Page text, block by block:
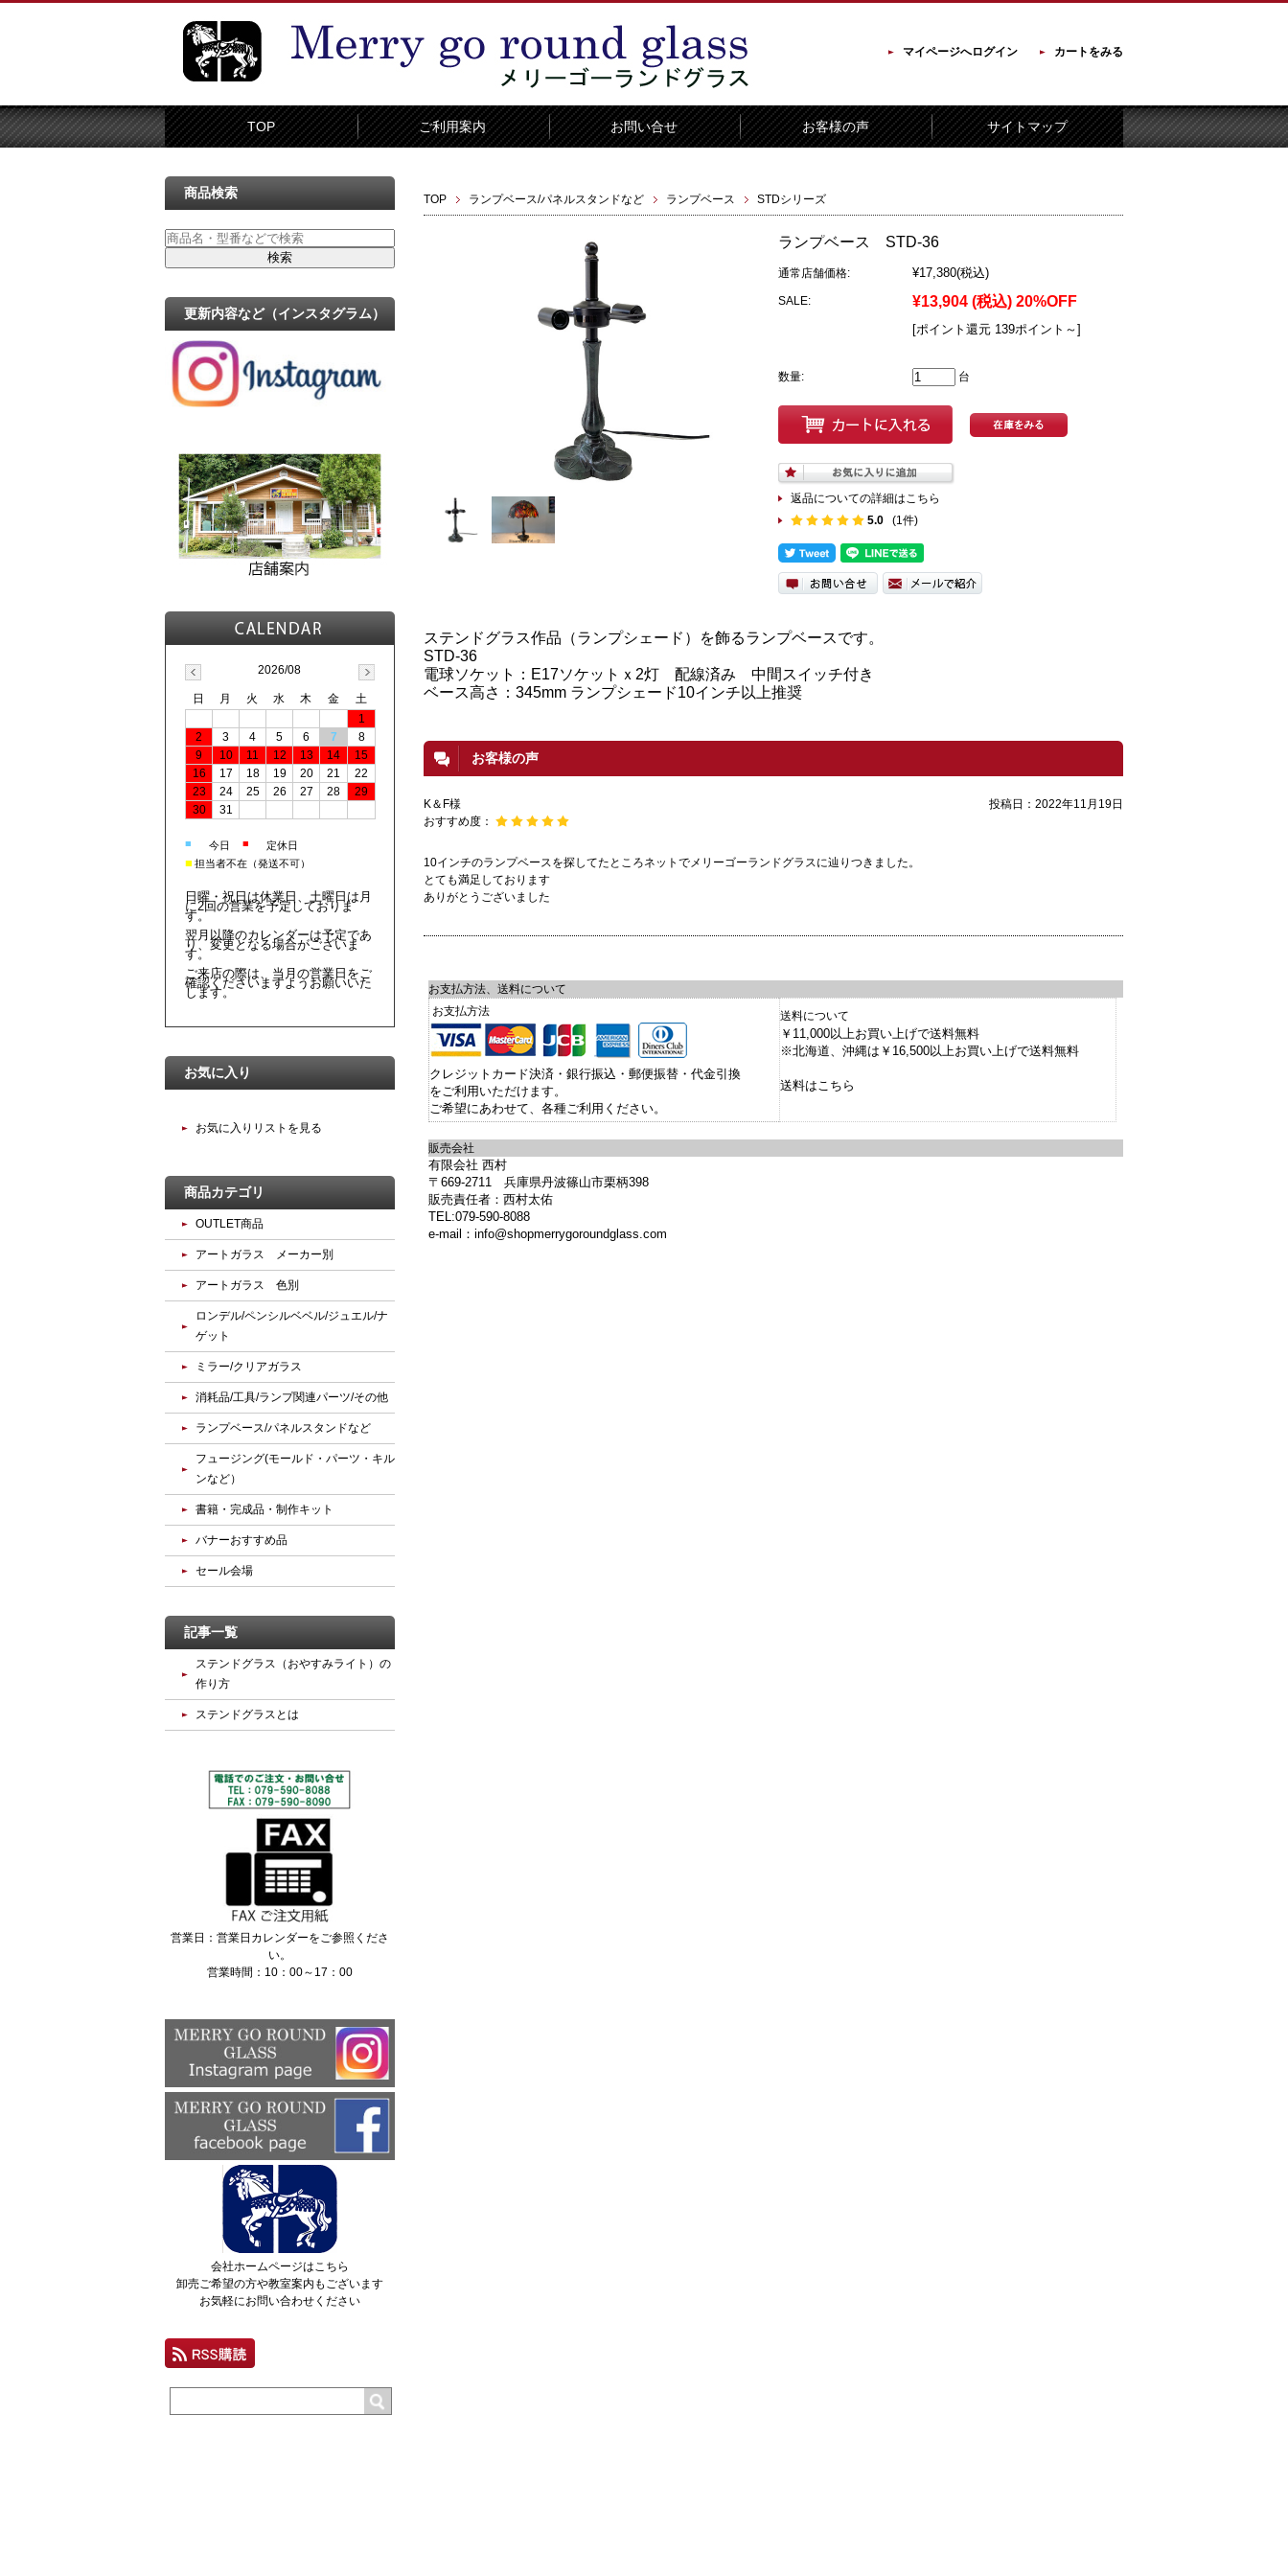
マイページへログイン カートをみる
TOP ご利用案内 お問い合せ お客様の声 サイトマップ
TOP ランプベース/パネルスタンドなど ランプベース STDシリーズ
ランプベース STD-36
通常店舗価格: ¥17,380(税込)
SALE: ¥13,904 (税込) 20%OFF
[ポイント還元 139ポイント～]
数量: 台
返品についての詳細はこちら
5.0
(1件)
ステンドグラス作品（ランプシェード）を飾るランプベースです。
STD-36
電球ソケット：E17ソケットｘ2灯 配線済み 中間スイッチ付き
ベース高さ：345mm ランプシェード10インチ以上推奨
お客様の声
K＆F様 投稿日： 2022年11月19日
おすすめ度：
10インチのランプベースを探してたところネットでメリーゴーランドグラスに辿りつきました。
とても満足しております
ありがとうございました
お支払方法、送料について
お支払方法
クレジットカード決済・銀行振込・郵便振替・代金引換
をご利用いただけます。
ご希望にあわせて、各種ご利用ください。
送料について
￥11,000以上お買い上げで送料無料
※北海道、沖縄は￥16,500以上お買い上げで送料無料
送料はこちら
販売会社
有限会社 西村
〒669-2711 兵庫県丹波篠山市栗柄398
販売責任者：西村太佑
TEL:079-590-8088
e-mail：info@shopmerrygoroundglass.com
商品検索
更新内容など（インスタグラム）
2026/08
日 月 火 水 木 金
土
1
2
3 4 5 6 7
8
9
10 11 12 13 14
15
16
17 18 19 20 21
22
23
24 25 26 27 28
29
30
31
■ 今日 ■ 定休日
■ 担当者不在（発送不可）
日曜・祝日は休業日、土曜日は月
に2回の営業を予定しておりま
す。
翌月以降のカレンダーは予定であ
り、変更となる場合がございま
す。
ご来店の際は、当月の営業日をご
確認くださいますようお願いいた
します。
お気に入り
お気に入りリストを見る
商品カテゴリ
OUTLET商品
アートガラス メーカー別
アートガラス 色別
ロンデル/ペンシルベベル/ジュエル/ナ
ゲット
ミラー/クリアガラス
消耗品/工具/ランプ関連パーツ/その他
ランプベース/パネルスタンドなど
フュージング(モールド・パーツ・キル
ンなど）
書籍・完成品・制作キット
バナーおすすめ品
セール会場
記事一覧
ステンドグラス（おやすみライト）の
作り方
ステンドグラスとは
営業日：営業日カレンダーをご参照くださ
い。
営業時間：10：00～17：00
会社ホームページはこちら
卸売ご希望の方や教室案内もございます
お気軽にお問い合わせください